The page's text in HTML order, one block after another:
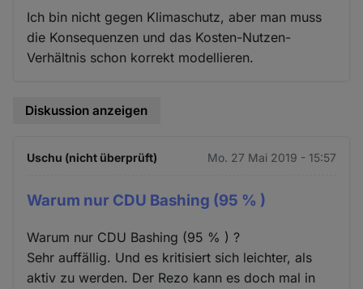
Ich bin nicht gegen Klimaschutz, aber man muss
die Konsequenzen und das Kosten-Nutzen-
Verhältnis schon korrekt modellieren.
Diskussion anzeigen
Uschu (nicht überprüft) Mo. 27 Mai 2019 - 15:57
Warum nur CDU Bashing (95 % )
Warum nur CDU Bashing (95 % ) ?
Sehr auffällig. Und es kritisiert sich leichter, als
aktiv zu werden. Der Rezo kann es doch mal in